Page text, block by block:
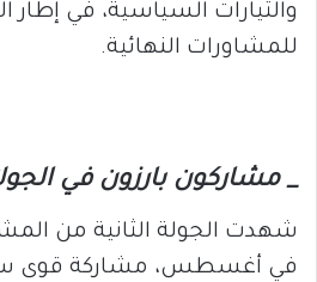
والتيارات السياسية، في إطار
للمشاورات النهائية.
_ مشاركون بارزون في
شهدت الجولة الثانية من
في أغسطس، مشاركة قوى